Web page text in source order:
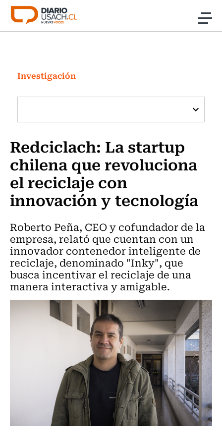
Click acá para ir directamente al contenido
Investigación
Cultura
Programas Radio y TV Usach
Investigación
Redciclach: La startup
chilena que revoluciona
el reciclaje con
innovación y tecnología
Roberto Peña, CEO y cofundador de la
empresa, relató que cuentan con un
innovador contenedor inteligente de
reciclaje, denominado "Inky", que
busca incentivar el reciclaje de una
manera interactiva y amigable.